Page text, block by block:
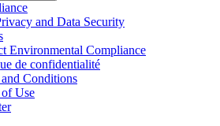
and Data Security
Environmental Compliance
de confidentialité
Conditions
Use